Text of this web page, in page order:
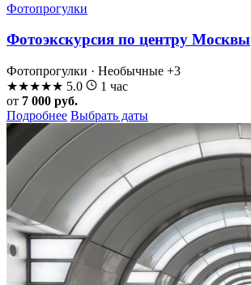
Фотопрогулки
Фотоэкскурсия по центру Москвы
Фотопрогулки · Необычные +3
★★★★★ 5.0
1 час
от 7 000 руб.
Подробнее Выбрать даты